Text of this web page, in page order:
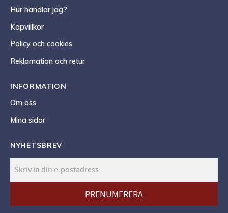
Hur handlar jag?
Köpvillkor
Policy och cookies
Reklamation och retur
INFORMATION
Om oss
Mina sidor
NYHETSBREV
PRENUMERERA